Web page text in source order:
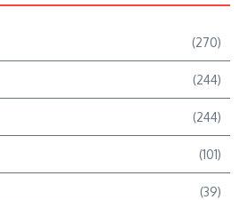
(270)
(244)
(244)
(101)
(39)